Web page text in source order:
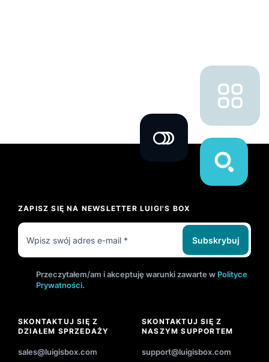
ZAPISZ SIĘ NA NEWSLETTER LUIGI'S BOX
Subskrybuj
Przeczytałem/am i akceptuję warunki zawarte w Polityce
Prywatności.
SKONTAKTUJ SIĘ Z
DZIAŁEM SPRZEDAŻY
sales@luigisbox.com
SKONTAKTUJ SIĘ Z
NASZYM SUPPORTEM
support@luigisbox.com